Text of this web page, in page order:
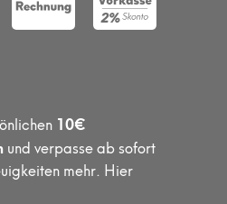
10€
und verpasse ab sofort
mehr. Hier